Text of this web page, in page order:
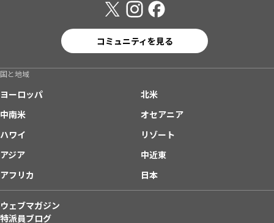
コミュニティを見る
国と地域
ヨーロッパ
北米
中南米
オセアニア
ハワイ
リゾート
アジア
中近東
アフリカ
日本
ウェブマガジン
特派員ブログ